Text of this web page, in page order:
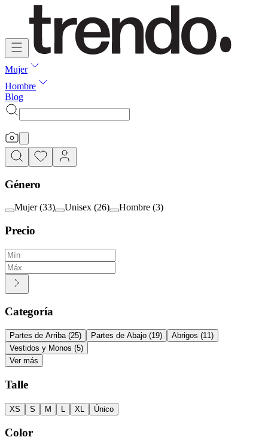
Mujer
Hombre
Blog
Género
Mujer (33) Unisex (26) Hombre (3)
Precio
Categoría
Partes de Arriba (25) Partes de Abajo (19) Abrigos (11)
Vestidos y Monos (5)
Ver más
Talle
XS S M XL Único
Color